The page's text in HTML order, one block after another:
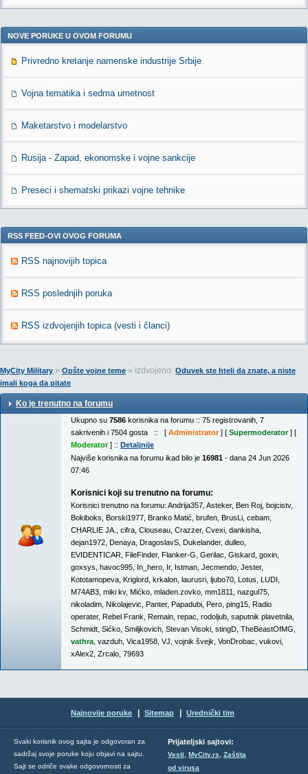
NOVE PORUKE U OVOM FORUMU
Privredno kretanje namenske industrije Srbije
Vojna tematika i sedma umetnost
Maketarstvo i modelarstvo
Rusija - Zapad, ekonomske i vojne sankcije
Preseci i shematski prikazi vojne tehnike
RSS FEED-OVI OVOG FORUMA
RSS najnovijih topica
RSS poslednjih poruka
RSS izdvojenjih topica (vesti i članci)
MyCity Military » Opšte vojne teme » Izdvojeno: Oduvek ste hteli da znate, a niste
imali koga da pitate
Ko je trenutno na forumu
Ukupno su 7586 korisnika na forumu :: 75 registrovanih, 7
sakrivenih i 7504 gosta :: [ Administrator] [ Supermoderator] [
Moderator] :: Detaljnije
Najviše korisnika na forumu ikad bilo je 16981 - dana 24 Jun 2026
07:46
Korisnici koji su trenutno na forumu:
Korisnici trenutno na forumu: Andrija357 Asteker, Ben Roj bojcistv,
Bokiboks Borski1977 Branko Matić brufen BrusLi cebam
CHARLIE JA.
cifra Clouseau Crazzer, Cvexi dankisha
dejan1972 Denaya DragoslavS Dukelander, dulleo
EVIDENTICAR FileFinder, Flanker-G Gerilac Giskard goxin
goxsys havoc995 In_hero Ir, Istman Jecmendo Jester,
Kototamopeva Kriglord krkalon laurusri ljubo70 Lotus LUDI
M74AB3 miki kv, Mićko mladen.zovko mm1811 nazgul75
nikoladim Nikolajevic Panter, Papadubi Pero ping15 Radio
operater, Rebel Frank Remain repac rodoljub saputnik plavetnila
Schmidt Sićko Smiljkovich Stevan Visoki stingD TheBeastOfMG
vathra vazduh Vica1958 VJ vojnik švejk VonDrobac vukovi
xAlex2 Zrcalo 79693
Najnovije poruke Sitemap Urednički tim
Svaki korisnik ovog sajta je odgovoran za
sadržaj svoje poruke koju objavi na sajtu.
Sajt se odriče svake odgovornosti za
Prijateljski sajtovi:
Vesti, MyCity.rs, Zaštita
od virusa